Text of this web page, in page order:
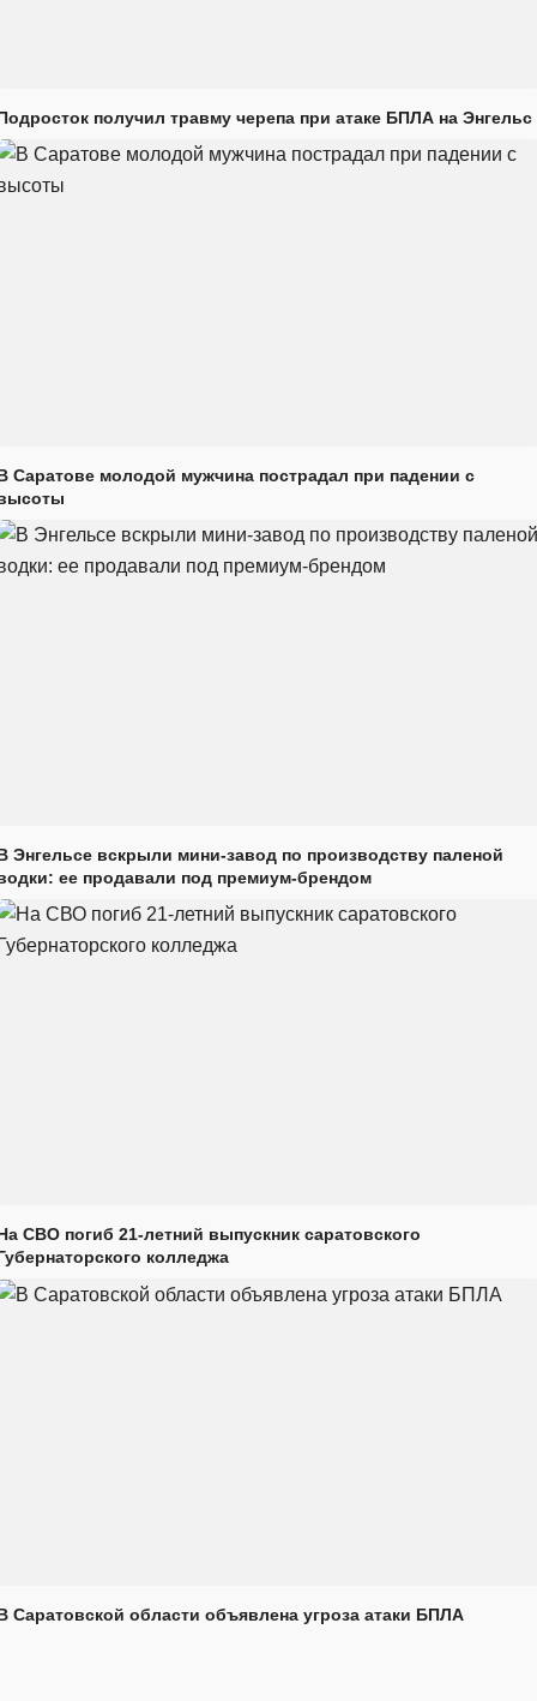
получил травму черепа при атаке БПЛА на Энгельс
Саратове молодой мужчина пострадал при падении с
Энгельсе вскрыли мини-завод по производству паленой
ее продавали под премиум-брендом
СВО погиб 21-летний выпускник саратовского
колледжа
Саратовской области объявлена угроза атаки БПЛА